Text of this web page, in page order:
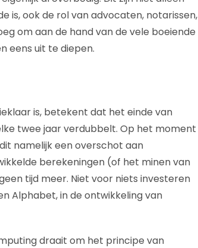
is, ook de rol van advocaten, notarissen,
om aan de hand van de vele boeiende
eens uit te diepen.
is, betekent dat het einde van
twee jaar verdubbelt. Op het moment
namelijk een overschot aan
berekeningen (of het minen van
tijd meer. Niet voor niets investeren
Alphabet, in de ontwikkeling van
draait om het principe van